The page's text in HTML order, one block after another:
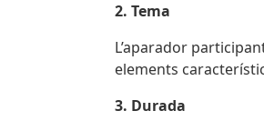
2. Tema
L’aparador
elements
3. Durada